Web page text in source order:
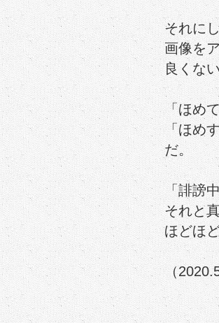
それに
画像を
良くな
「ほめ
「ほめ
だ。
「誹謗
それと
ほどほ
（